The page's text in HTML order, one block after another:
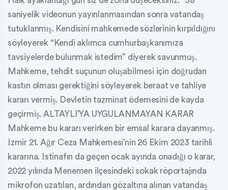
saniyelik videonun yayınlanmasından sonra vatandaş
tutuklanmış. Kendisini mahkemede sözlerinin kırpıldığını
söyleyerek “Kendi aklımca cumhurbaşkanımıza
tavsiyelerde bulunmak istedim” diyerek savunmuş.
Mahkeme, tehdit suçunun oluşabilmesi için doğrudan
kastın olması gerektiğini söyleyerek beraat ve tahliye
kararı vermiş. Devletin tazminat ödemesini de kayda
geçirmiş. ALTAYLI’YA UYGULANMAYAN KARAR
Mahkeme bu kararı verirken bir emsal karara dayanmış.
İzmir 21. Ağır Ceza Mahkemesi’nin 26 Ekim 2023 tarihli
kararına. İstinafın da geçen ocak ayında onadığı o karar,
2022 yılında Menemen ilçesindeki sokak röportajında
mikrofon uzatılan, ardından gözaltına alınan vatandaş